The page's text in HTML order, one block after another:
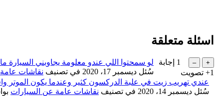
اسئلة متعلقة
+1 تصويت
1 إجابة
لو سمحتوا اللي عندو معلومة يجاوبني
سُئل ديسمبر 17، 2020 في تصنيف نقاشات
عندي تهريب زيت في علبة الدركسون كثير وعندما يكون الموتر
سُئل ديسمبر 14، 2020 في تصنيف نقاشات عامة عن السيارات